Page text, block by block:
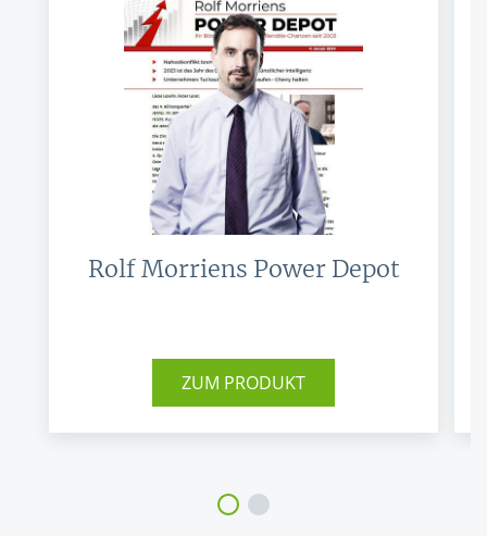
wollen, so kann diese Idee mit einer Stop-Buy-Limit-
Order intelligent verfolgt werden.
Aktienkauf: Orderzusatz hilft teure
Teilausführungen zu vermeiden
Ein Orderzusatz beim Aktienkauf verhilft dem Anleger
nicht nur zu einem günstigen Kurs, sondern kann auch
teure Teilausführungen vermeiden.
Orderzusätze gehören zum Handel dazu. Was ein
Aktienkauf ohne Limit bedeutet und wann er sinnvoll ist.
Rolf Morriens Power Depot
ZUM PRODUKT